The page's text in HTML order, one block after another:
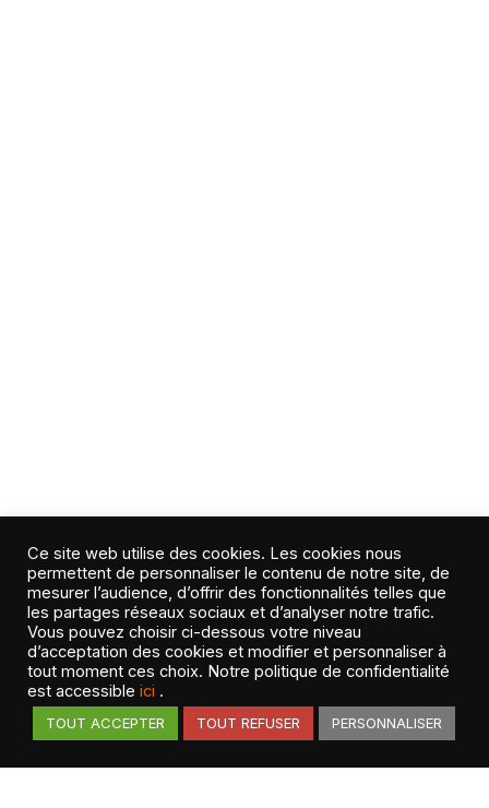
Ce site web utilise des cookies. Les cookies nous
permettent de personnaliser le contenu de notre site, de
mesurer l’audience, d’offrir des fonctionnalités telles que
les partages réseaux sociaux et d’analyser notre trafic.
Vous pouvez choisir ci-dessous votre niveau
d’acceptation des cookies et modifier et personnaliser à
tout moment ces choix. Notre politique de confidentialité
est accessible ici .
TOUT ACCEPTER TOUT REFUSER PERSONNALISER